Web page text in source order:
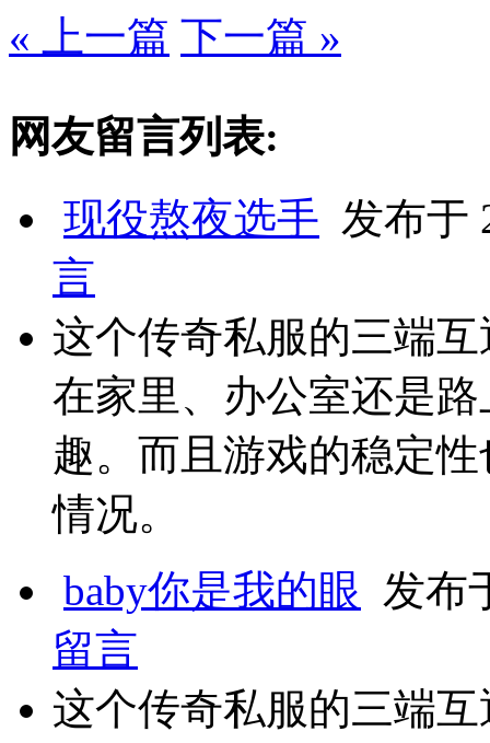
« 上一篇 下一篇 »
网友留言列表:
现役熬夜选手 发布于
言
这个传奇私服的三端
在家里、办公室还是
趣。而且游戏的稳定
情况。
baby你是我的眼 发布
留言
这个传奇私服的三端